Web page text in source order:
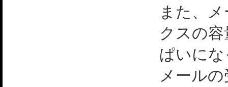
また、
クスの
ぱいに
メール